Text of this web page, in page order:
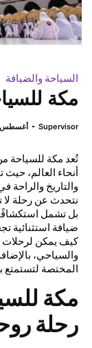
السياحة والضيافة
مكة
Supervisor أغسطس 12, 2025
تُعد مكة للسياحة
أنحاء العالم، حيث
والتاريخ
نتحدث عن رحلة لا
بل تشمل استكشافًا
ضيافة استثنائية
كيف يمكن لرحلات
والسياحي،
المختصة لتستمتع
مكة
رحلة